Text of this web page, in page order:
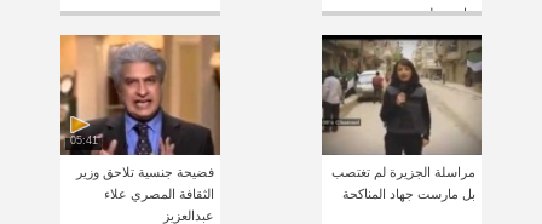
خايف على مصر
مراسلة الجزيرة لم تغتصب
بل مارست جهاد المناكحة
05:41
فضيحة جنسية تلاحق وزير
الثقافة المصري علاء
عبدالعزيز